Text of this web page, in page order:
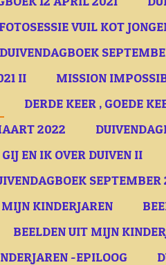
FOTOSESSIE VUIL KOT
DUIVENDAGBOEK
II MISSION
DERDE KEER , GOEDE
2022
GIJ EN IK OVER DUIVEN II
SEPTEMBER
KINDERJAREN
BEELDEN UIT MIJN
-EPILOOG